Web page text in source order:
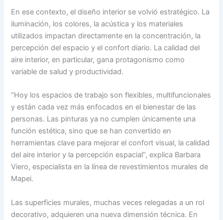
En ese contexto, el diseño interior se volvió estratégico. La
iluminación, los colores, la acústica y los materiales
utilizados impactan directamente en la concentración, la
percepción del espacio y el confort diario. La calidad del
aire interior, en particular, gana protagonismo como
variable de salud y productividad.
“Hoy los espacios de trabajo son flexibles, multifuncionales
y están cada vez más enfocados en el bienestar de las
personas. Las pinturas ya no cumplen únicamente una
función estética, sino que se han convertido en
herramientas clave para mejorar el confort visual, la calidad
del aire interior y la percepción espacial”, explica Barbara
Viero, especialista en la línea de revestimientos murales de
Mapei.
Las superficies murales, muchas veces relegadas a un rol
decorativo, adquieren una nueva dimensión técnica. En